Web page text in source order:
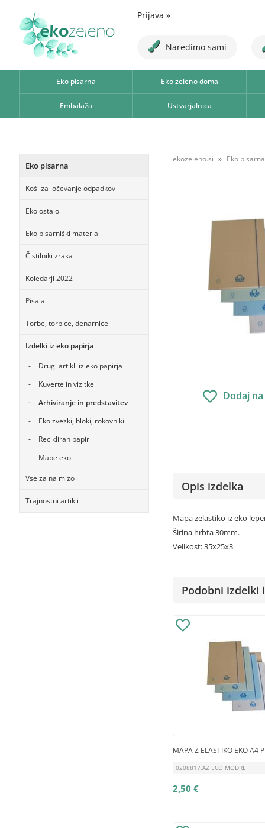
Prijava »
Naredimo sami
Eko pisarna Eko zeleno doma
Embalaža Ustvarjalnica
Eko pisarna
Koši za ločevanje odpadkov
Eko ostalo
Eko pisarniški material
Čistilniki zraka
Koledarji 2022
Pisala
Torbe, torbice, denarnice
Izdelki iz eko papirja
Drugi artikli iz eko papirja
Kuverte in vizitke
Arhiviranje in predstavitev
Eko zvezki, bloki, rokovniki
Recikliran papir
Mape eko
Vse za na mizo
Trajnostni artikli
ekozeleno.si Eko pisarna
Dodaj
Opis izdelka
Mapa zelastiko iz eko
Širina hrbta 30mm.
Velikost: 35x25x3
Podobni izdelki
MAPA Z ELASTIKO EKO A4
0208817.AZ ECO MODRE
2,50 €